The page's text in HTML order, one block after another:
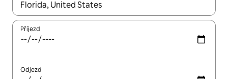
Až budou výsledky k dispozici, můžeš si je procházet pomocí
Příjezd
Odjezd